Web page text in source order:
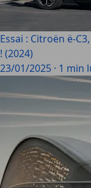
Essai : Citroën ë-
! (2024)
23/01/2025 · 1 min